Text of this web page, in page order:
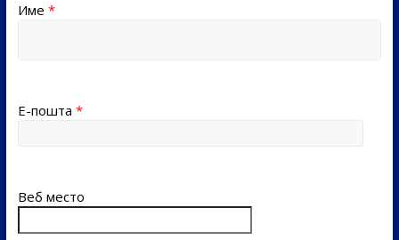
Име *
Е-пошта *
Веб место